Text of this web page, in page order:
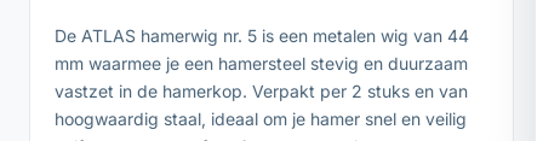
De ATLAS hamerwig nr. 5 is een metalen wig van 44
mm waarmee je een hamersteel stevig en duurzaam
vastzet in de hamerkop. Verpakt per 2 stuks en van
hoogwaardig staal, ideaal om je hamer snel en veilig